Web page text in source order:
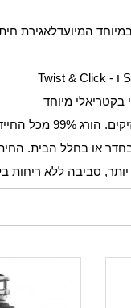
המיועדלאגירת
ו - Twist & Click
בקטריאלי מיוחד
המסוכנים כגון
או בחלל הבית.
סביבה ללא ריחות